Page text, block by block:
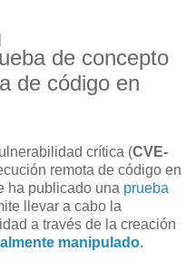
de concepto
de código en
crítica (CVE-
remota de código en
ha publicado una prueba
llevar a cabo la
a través de la creación
manipulado.